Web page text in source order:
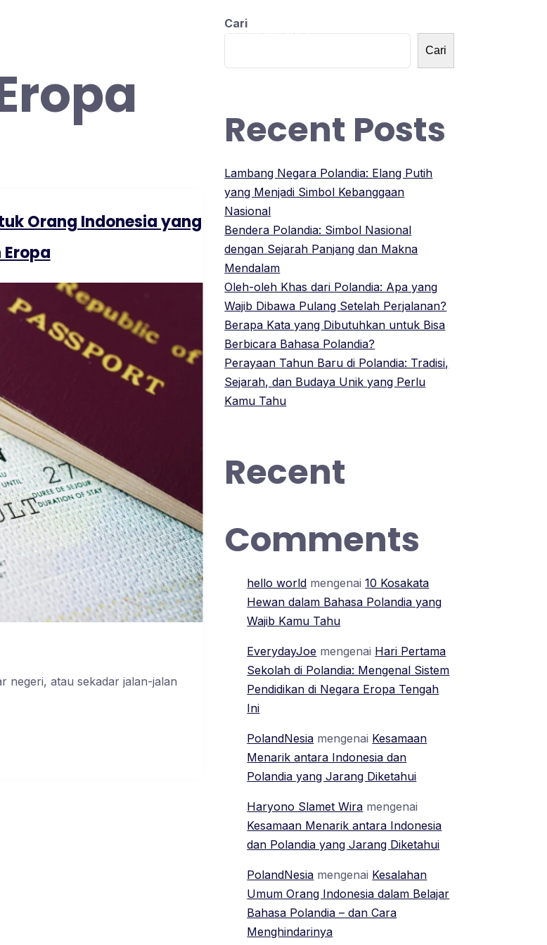
INFO POLANDNESIA
Orang Indonesia yang
negeri, atau sekadar jalan-jalan
Cari
Cari
Recent Posts
Lambang Negara Polandia: Elang Putih
yang Menjadi Simbol Kebanggaan
Nasional
Bendera Polandia: Simbol Nasional
dengan Sejarah Panjang dan Makna
Mendalam
Oleh-oleh Khas dari Polandia: Apa yang
Wajib Dibawa Pulang Setelah Perjalanan?
Berapa Kata yang Dibutuhkan untuk Bisa
Berbicara Bahasa Polandia?
Perayaan Tahun Baru di Polandia: Tradisi,
Sejarah, dan Budaya Unik yang Perlu
Kamu Tahu
Recent
Comments
hello world mengenai10 Kosakata
Hewan dalam Bahasa Polandia yang
Wajib Kamu Tahu
EverydayJoe mengenai Hari Pertama
Sekolah di Polandia: Mengenal Sistem
Pendidikan di Negara Eropa Tengah
Ini
PolandNesia mengenai Kesamaan
Menarik antara Indonesia dan
Polandia yang Jarang Diketahui
Haryono Slamet Wira mengenai
Kesamaan Menarik antara Indonesia
dan Polandia yang Jarang Diketahui
PolandNesia mengenai Kesalahan
Umum Orang Indonesia dalam Belajar
Bahasa Polandia – dan Cara
Menghindarinya